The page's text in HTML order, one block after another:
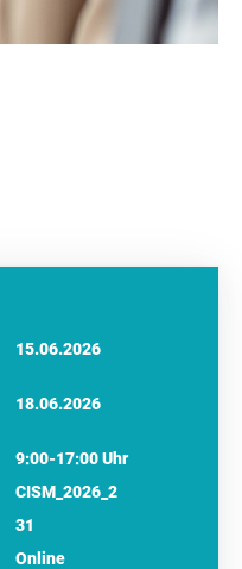
15.06.2026
18.06.2026
9:00-17:00 Uhr
CISM_2026_2
31
Online